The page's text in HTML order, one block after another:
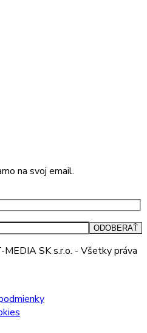
na svoj email.
SK s.r.o. - Všetky práva